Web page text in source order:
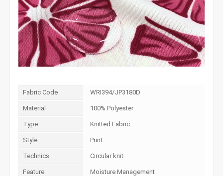
Fabric Code WRI394/JP3180D
Material 100% Polyester
Type Knitted Fabric
Style Print
Technics Circular knit
Feature Moisture Management